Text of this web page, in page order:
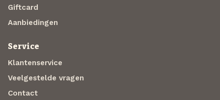
Giftcard
Aanbiedingen
Service
Klantenservice
Veelgestelde vragen
Contact